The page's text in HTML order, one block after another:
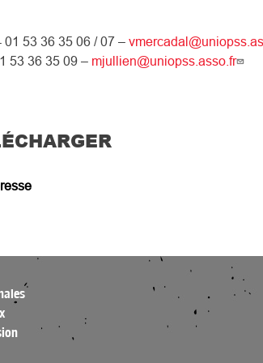
01 53 36 35 06 / 07 –
53 36 35 09 – mjullien@uniopss.asso.fr